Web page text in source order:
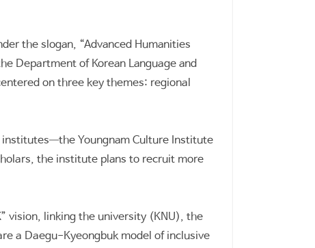
the slogan, “Advanced Humanities
Department of Korean Language and
on three key themes: regional
institutes—the Youngnam Culture Institute
the institute plans to recruit more
vision, linking the university (KNU), the
a Daegu-Kyeongbuk model of inclusive